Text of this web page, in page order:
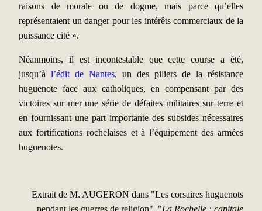
raisons de morale ou de dogme, mais parce qu’elles
représentaient un danger pour les intérêts commerciaux de la
puissance cité ».
Néanmoins, il est incontestable que cette course a été,
jusqu’à l’édit de Nantes, un des piliers de la résistance
huguenote face aux catholiques, en compensant par des
victoires sur mer une série de défaites militaires sur terre et
en fournissant une part importante des subsides nécessaires
aux fortifications rochelaises et à l’équipement des armées
huguenotes.
Extrait de M. AUGERON dans "Les corsaires huguenots
pendant les guerres de religion", "La Rochelle : capitale